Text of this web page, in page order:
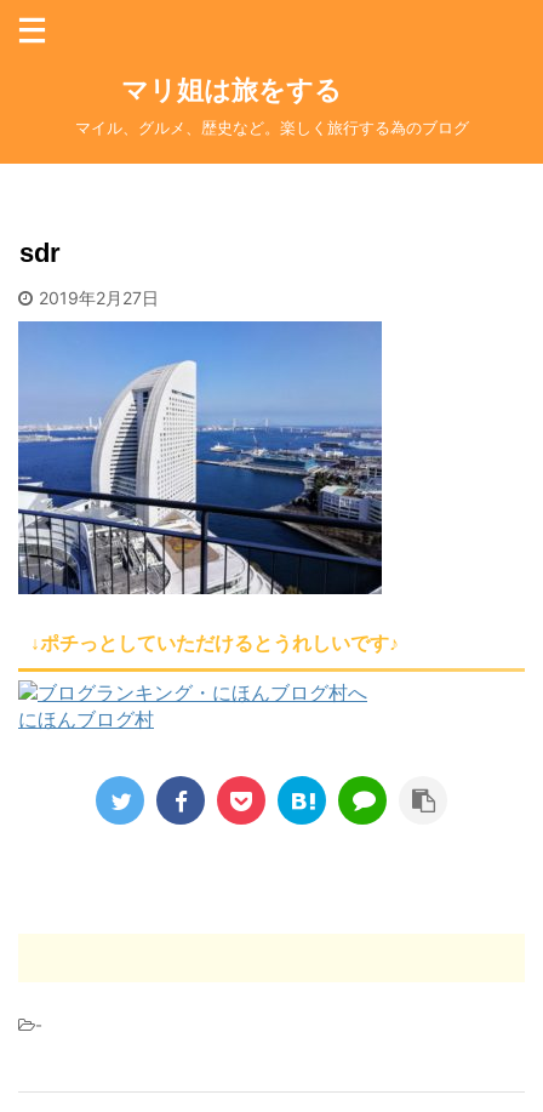
マリ姐は旅をする
マイル、グルメ、歴史など。楽しく旅行する為のブログ
sdr
2019年2月27日
↓ポチっとしていただけるとうれしいです♪
にほんブログ村
-